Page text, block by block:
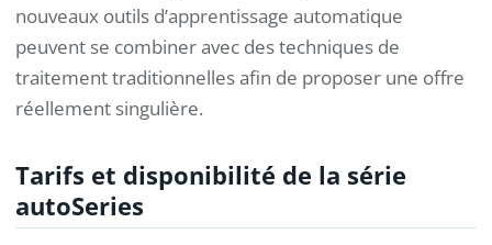
nouveaux outils d’apprentissage automatique
peuvent se combiner avec des techniques de
traitement traditionnelles afin de proposer une offre
réellement singulière.
Tarifs et disponibilité de la série
autoSeries